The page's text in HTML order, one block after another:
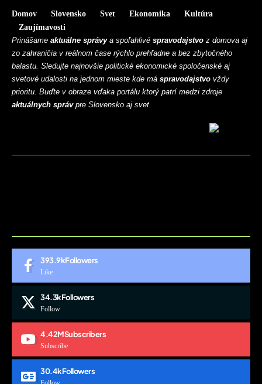
Domov Slovensko Svet Ekonomika
Kultúra
Zaujímavosti
Prinášame aktuálne správya spoľahlivé spravodajstvo z domova aj
zo zahraničia v reálnom čase rýchlo prehľadne a bez zbytočného
balastu. Sledujte najnovšie politické ekonomické spoločenské aj
svetové udalosti na jednom mieste kde má spravodajstvo vždy
prioritu. Buďte v obraze vďaka portálu ktorý patrí medzi zdroje
aktuálnych správpre Slovensko aj svet.
393.9kFollowers
Like
34.3kFollowers
Follow
4.42MSubscribers
Subscribe
30.4kFollowers